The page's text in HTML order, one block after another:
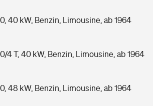
40 kW, Benzin, Limousine, ab 1964
4 T, 40 kW, Benzin, Limousine, ab 1964
48 kW, Benzin, Limousine, ab 1964